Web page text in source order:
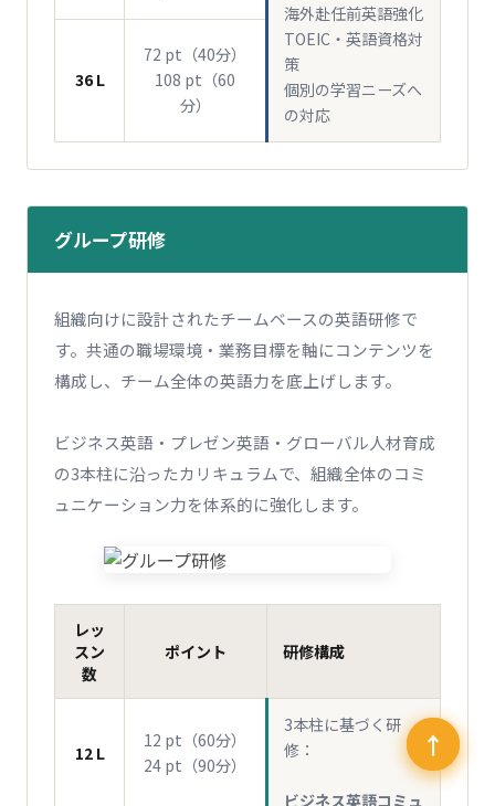
海外赴任前英語強化
TOEIC・英語資格対
策
個別の学習ニーズへ
の対応
36 L
72 pt（40分）
108 pt（60
分）
グループ研修
組織向けに設計されたチームベースの英語研修で
す。共通の職場環境・業務目標を軸にコンテンツを
構成し、チーム全体の英語力を底上げします。
ビジネス英語・プレゼン英語・グローバル人材育成
の3本柱に沿ったカリキュラムで、組織全体のコミ
ュニケーション力を体系的に強化します。
レッ
スン
数
ポイント 研修構成
12 L
12 pt（60分）
24 pt（90分）
3本柱に基づく研
修：
ビジネス英語コミュ
↑
↑